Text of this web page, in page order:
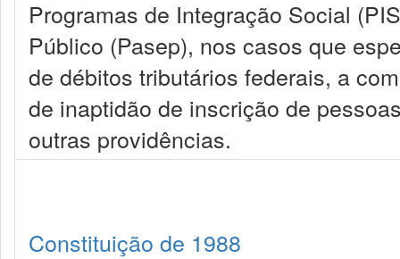
Programas de Integração Social
Público (Pasep), nos casos que
de débitos tributários federais, a
de inaptidão de inscrição de
outras providências.
Constituição de 1988